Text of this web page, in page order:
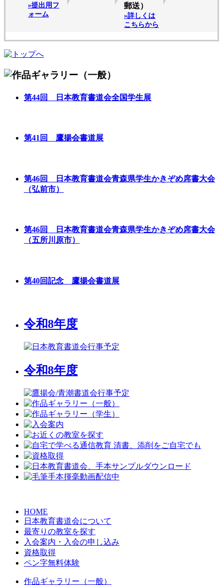
»提出用フ
ォーム
郵送）
»詳しくは
こちらから
第44回 日本教育書道会全国学生展
第41回 鷹揚会書道展
第46回 日本教育書道会青森県学生かきぞめ席書大会
（弘前市）
第46回 日本教育書道会青森県学生かきぞめ席書大会
（五所川原市）
第40回記念 鷹揚会書道展
令和8年度
令和8年度
HOME
日本教育書道会について
最寄りの教室を探す
入会案内・入会の申し込み
資格取得
ペン字無料体験
作品ギャラリー（一般）